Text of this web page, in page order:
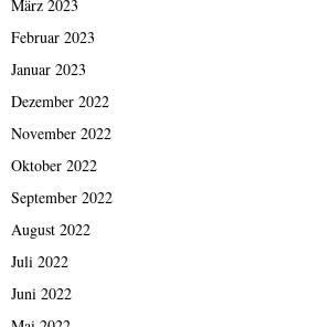
März 2023
Februar 2023
Januar 2023
Dezember 2022
November 2022
Oktober 2022
September 2022
August 2022
Juli 2022
Juni 2022